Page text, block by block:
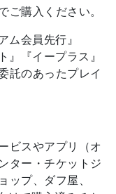
ご購入ください。
ム会員先行』
』『イープラス』
託のあったプレイ
ビスやアプリ（オ
ター・チケットジ
ップ、ダフ屋、